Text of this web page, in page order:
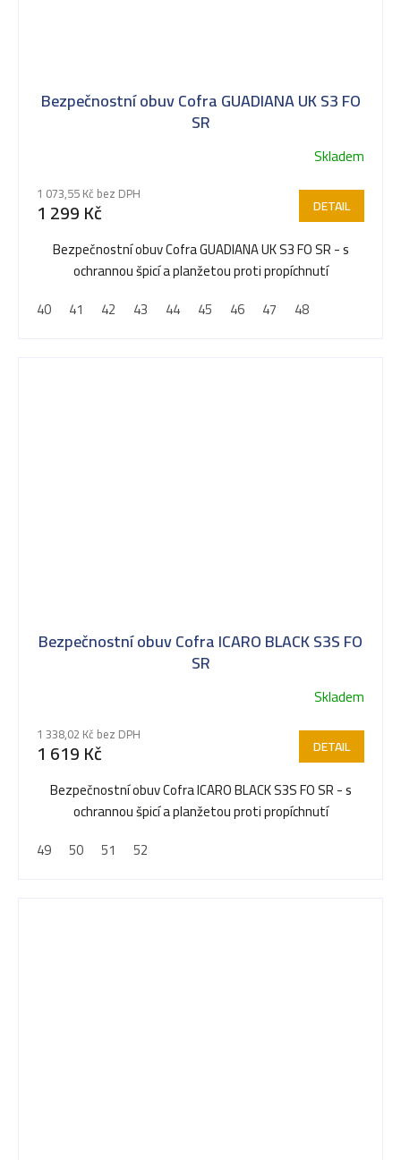
Bezpečnostní obuv Cofra GUADIANA UK S3 FO
SR
Skladem
1 073,55 Kč bez DPH
1 299 Kč DETAIL
Bezpečnostní obuv Cofra GUADIANA UK S3 FO SR - s
ochrannou špicí a planžetou proti propíchnutí
40
41 42 43 44 45 46 47 48
Bezpečnostní obuv Cofra ICARO BLACK S3S FO
SR
Skladem
1 338,02 Kč bez DPH
1 619 Kč DETAIL
Bezpečnostní obuv Cofra ICARO BLACK S3S FO SR - s
ochrannou špicí a planžetou proti propíchnutí
49
50 51 52